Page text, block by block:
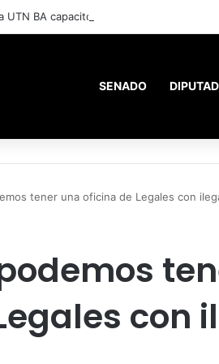
UTN BA capacitó a más de 1000 adultos
SENADO
tener una oficina de Legales con
con